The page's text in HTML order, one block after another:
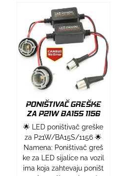
PONIŠTIVAČ GREŠKE
ZA P21W BA15S 1156
🌟 LED poništivač greške
za P21W/BA15S/1156 🌟
Namena: Poništivač greš
ke za LED sijalice na vozil
ima koja zahtevaju poništ